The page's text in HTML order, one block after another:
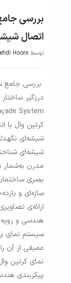
بررسی
اتصال
توسط Hoore
بررسی جامع
کرتین وال با
شیشه‌ای
شیشه‌ای
مدرن به‌شمار
بصری
سازه‌ای و
ارائه‌ی
هندسی و
سیستم نمای
عمیقی از آن
نمای کرتین
پیکربندی